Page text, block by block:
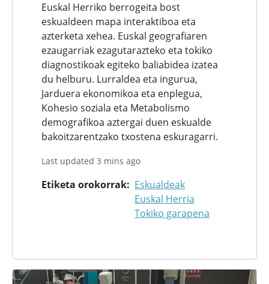
Euskal Herriko berrogeita bost
eskualdeen mapa interaktiboa eta
azterketa xehea. Euskal geografiaren
ezaugarriak ezagutarazteko eta tokiko
diagnostikoak egiteko baliabidea izatea
du helburu. Lurraldea eta ingurua,
Jarduera ekonomikoa eta enplegua,
Kohesio soziala eta Metabolismo
demografikoa aztergai duen eskualde
bakoitzarentzako txostena eskuragarri.
Last updated 3 mins ago
Etiketa orokorrak
Eskualdeak
Euskal Herria
Tokiko garapena